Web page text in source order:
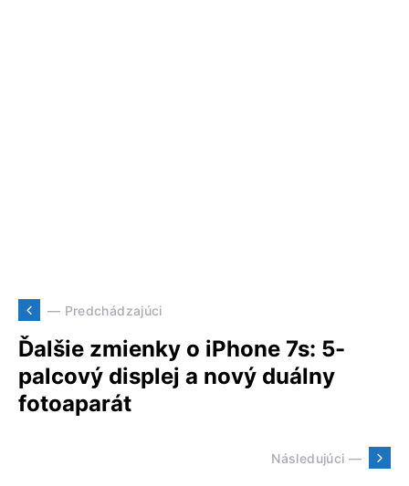
— Predchádzajúci
Ďalšie zmienky o iPhone 7s: 5-
palcový displej a nový duálny
fotoaparát
Následujúci —